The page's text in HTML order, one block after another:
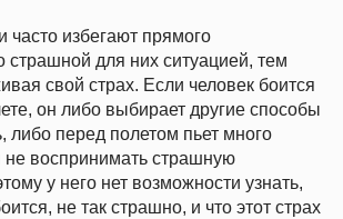
избегают прямого
страшной для них ситуацией, тем
свой страх. Если человек боится
он либо выбирает другие способы
либо перед полетом пьет много
не воспринимать страшную
у него нет возможности узнать,
не так страшно, и что этот страх